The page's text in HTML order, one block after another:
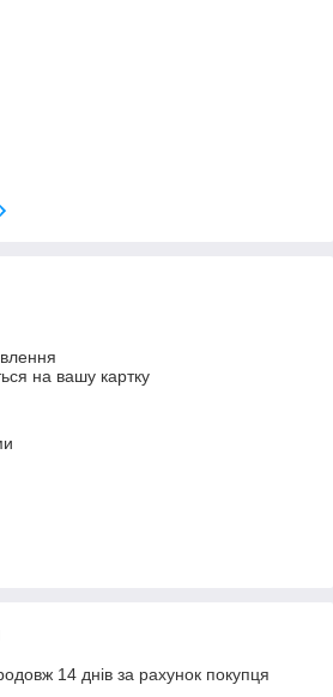
на вашу картку
14 днів за рахунок покупця